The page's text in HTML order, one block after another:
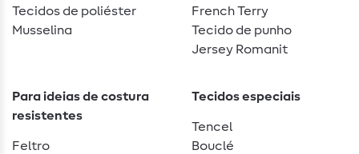
Tecidos de poliéster
Musselina
French Terry
Tecido de punho
Jersey Romanit
Para ideias de costura
resistentes
Feltro
Tecidos especiais
Tencel
Bouclé